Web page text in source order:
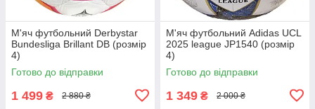
М'яч футбольний Derbystar
Bundesliga Brillant DB (розмір
4)
Готово до відправки
1 499 ₴ 2 880 ₴
М'яч футбольний Adidas UCL
2025 league JP1540 (розмір
4)
Готово до відправки
1 349 ₴ 2 000 ₴